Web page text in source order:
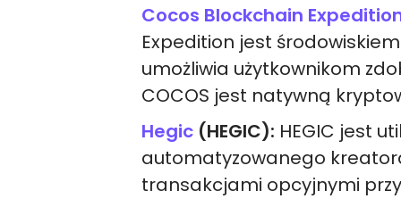
Cocos Blockchain
Expedition jest
umożliwia użytkownikom
COCOS jest natywną
Hegic(HEGIC): HEGIC jest
automatyzowanego
transakcjami opcyjnymi